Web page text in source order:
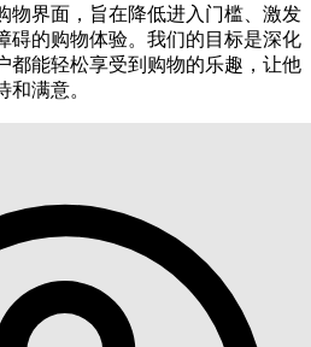
物界面，旨在降低进入门槛、激发
碍的购物体验。我们的目标是深化
都能轻松享受到购物的乐趣，让他
满意。